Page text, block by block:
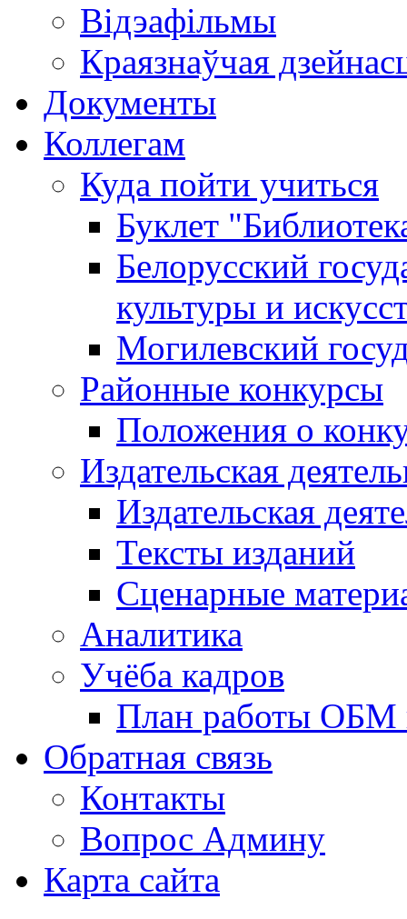
Відэафільмы
Краязнаўчая
Документы
Коллегам
Куда пойти учиться
Буклет
Белорусский
культуры и
Могилевский
Районные конкурсы
Положения о
Издательская
Издательская
Тексты изданий
Сценарные
Аналитика
Учёба кадров
План работы ОБМ
Обратная связь
Контакты
Вопрос Админу
Карта сайта